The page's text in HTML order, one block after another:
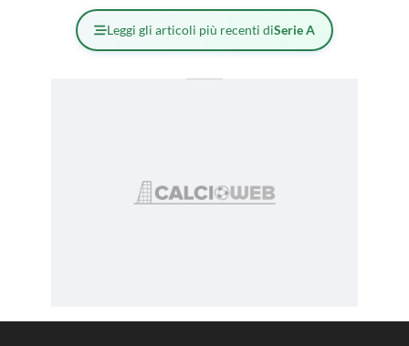
Leggi gli articoli più recenti diSerie A